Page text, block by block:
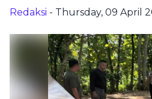
Redaksi - Thursday, 09 April